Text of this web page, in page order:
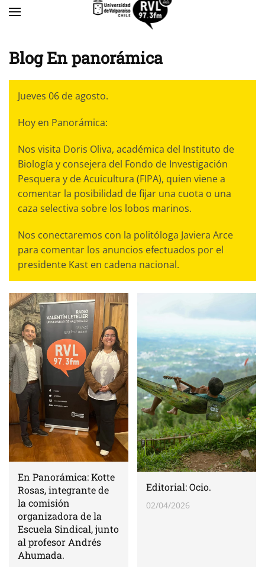
Blog En panorámica
Jueves 06 de agosto.
Hoy en Panorámica:
Nos visita Doris Oliva, académica del Instituto de
Biología y consejera del Fondo de Investigación
Pesquera y de Acuicultura (FIPA), quien viene a
comentar la posibilidad de fijar una cuota o una
caza selectiva sobre los lobos marinos.
Nos conectaremos con la politóloga Javiera Arce
para comentar los anuncios efectuados por el
presidente Kast en cadena nacional.
En Panorámica: Kotte
Rosas, integrante de
la comisión
organizadora de la
Escuela Sindical, junto
al profesor Andrés
Ahumada.
Editorial: Ocio.
02/04/2026